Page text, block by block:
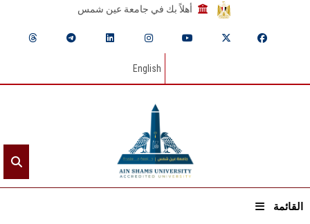
أهلاً بك في جامعة عين شمس
English
القائمة